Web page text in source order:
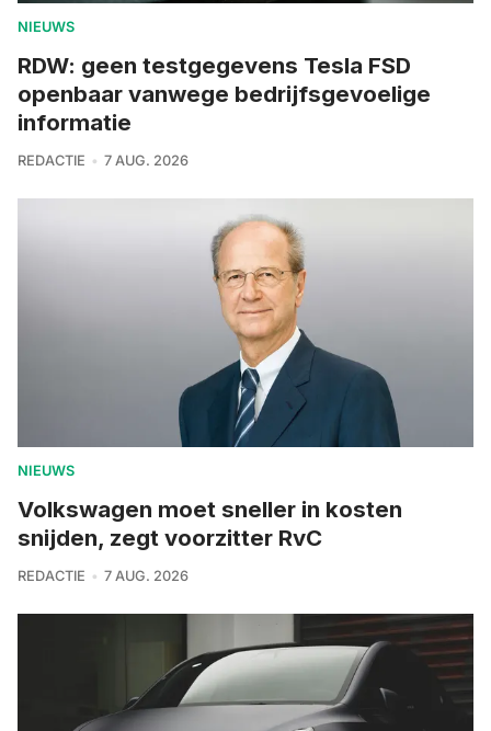
NIEUWS
RDW: geen testgegevens Tesla FSD
openbaar vanwege bedrijfsgevoelige
informatie
REDACTIE 7 AUG. 2026
NIEUWS
Volkswagen moet sneller in kosten
snijden, zegt voorzitter RvC
REDACTIE 7 AUG. 2026